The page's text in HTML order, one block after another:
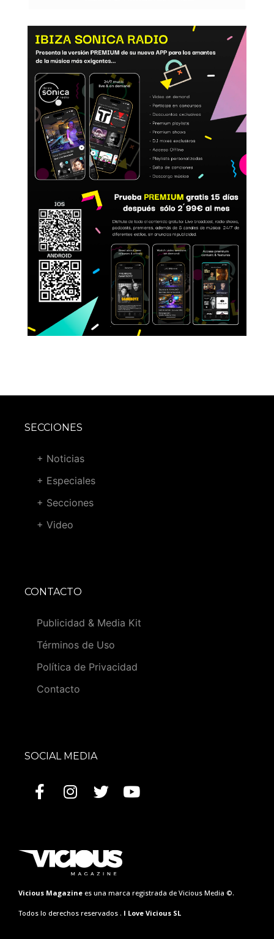
SECCIONES
+ Noticias
+ Especiales
+ Secciones
+ Video
CONTACTO
Publicidad & Media Kit
Términos de Uso
Política de Privacidad
Contacto
SOCIAL MEDIA
Vicious Magazine es una marca registrada de Vicious Media ©.
Todos lo derechos reservados . I Love Vicious SL